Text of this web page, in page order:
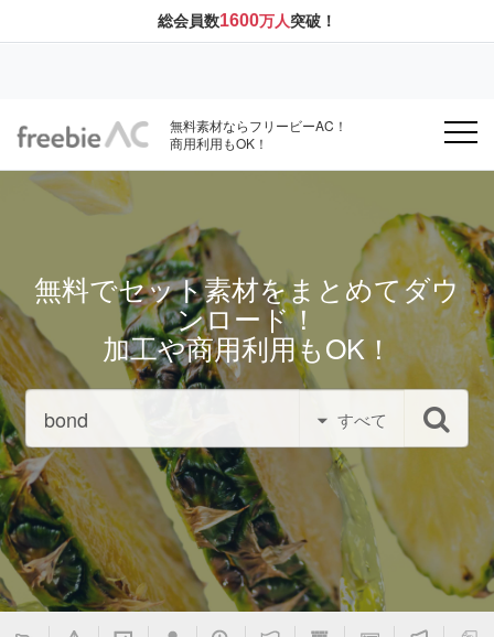
総会員数1600万人突破！
無料素材ならフリービーAC！
商用利用もOK！
無料でセット素材をまとめてダウ
ンロード！
加工や商用利用もOK！
すべて